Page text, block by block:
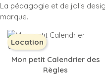
La pédagogie et de jolis
marque.
Mon petit Calendrier des
Règles
Location